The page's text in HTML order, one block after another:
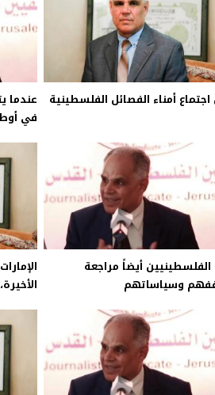
أمناء الفصائل الفلسطينية
عندما
في
أيضاً مراجعة
وسياساتهم